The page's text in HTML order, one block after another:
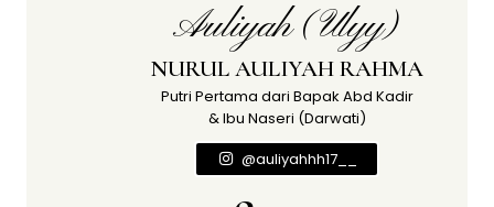
Auliyah (Ulyy)
NURUL AULIYAH RAHMA
Putri Pertama dari Bapak Abd Kadir
& Ibu Naseri (Darwati)
@auliyahhh17__